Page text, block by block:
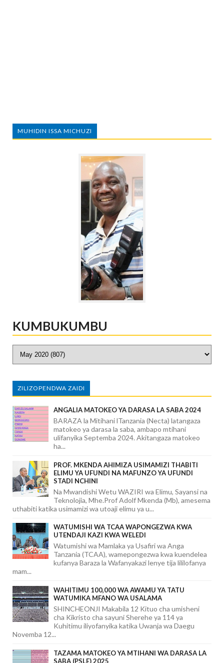
MUHIDIN ISSA MICHUZI
KUMBUKUMBU
ZILIZOPENDWA ZAIDI
ANGALIA MATOKEO YA DARASA LA SABA 2024
BARAZA la Mitihani lTanzania (Necta) latangaza
matokeo ya darasa la saba, ambapo mtihani
ulifanyika Septemba 2024. Akitangaza matokeo
ha...
PROF. MKENDA AHIMIZA USIMAMIZI THABITI
ELIMU YA UFUNDI NA MAFUNZO YA UFUNDI
STADI NCHINI
Na Mwandishi Wetu WAZIRI wa Elimu, Sayansi na
Teknolojia, Mhe.Prof Adolf Mkenda (Mb), amesema
uthabiti katika usimamizi wa utoaji elimu ya u...
WATUMISHI WA TCAA WAPONGEZWA KWA
UTENDAJI KAZI KWA WELEDI
Watumishi wa Mamlaka ya Usafiri wa Anga
Tanzania (TCAA), wamepongezwa kwa kuendelea
kufanya Baraza la Wafanyakazi lenye tija lililofanya
mam...
WAHITIMU 100,000 WA AWAMU YA TATU
WATUMIKA MFANO WA USALAMA
SHINCHEONJI Makabila 12 Kituo cha umisheni
cha Kikristo cha sayuni Sherehe ya 114 ya
Kuhitimu iliyofanyika katika Uwanja wa Daegu
Novemba 12...
TAZAMA MATOKEO YA MTIHANI WA DARASA LA
SABA (PSLE) 2025